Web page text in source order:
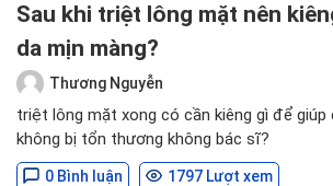
Sau khi triệt lông mặt nên
da mịn màng?
Thương Nguyễn
triệt lông mặt xong có cần kiêng gì để giúp
không bị tổn thương không bác sĩ?
0 Bình luận 1797 Lượt xem